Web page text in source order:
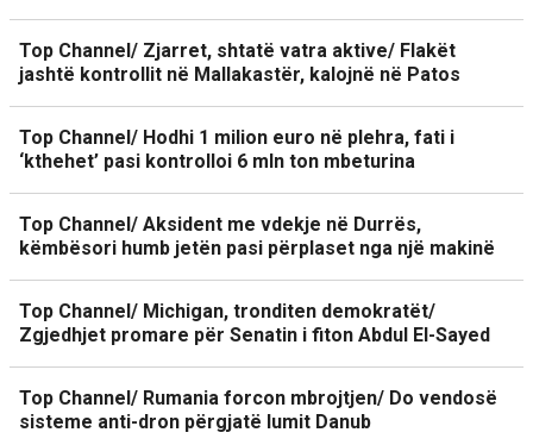
Top Channel/ Zjarret, shtatë vatra aktive/ Flakët
jashtë kontrollit në Mallakastër, kalojnë në Patos
Top Channel/ Hodhi 1 milion euro në plehra, fati i
‘kthehet’ pasi kontrolloi 6 mln ton mbeturina
Top Channel/ Aksident me vdekje në Durrës,
këmbësori humb jetën pasi përplaset nga një makinë
Top Channel/ Michigan, tronditen demokratët/
Zgjedhjet promare për Senatin i fiton Abdul El-Sayed
Top Channel/ Rumania forcon mbrojtjen/ Do vendosë
sisteme anti-dron përgjatë lumit Danub